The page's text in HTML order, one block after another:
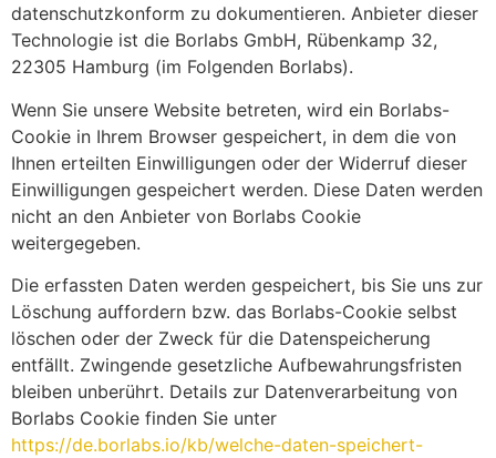
datenschutzkonform zu dokumentieren. Anbieter dieser
Technologie ist die Borlabs GmbH, Rübenkamp 32,
22305 Hamburg (im Folgenden Borlabs).
Wenn Sie unsere Website betreten, wird ein Borlabs-
Cookie in Ihrem Browser gespeichert, in dem die von
Ihnen erteilten Einwilligungen oder der Widerruf dieser
Einwilligungen gespeichert werden. Diese Daten werden
nicht an den Anbieter von Borlabs Cookie
weitergegeben.
Die erfassten Daten werden gespeichert, bis Sie uns zur
Löschung auffordern bzw. das Borlabs-Cookie selbst
löschen oder der Zweck für die Datenspeicherung
entfällt. Zwingende gesetzliche Aufbewahrungsfristen
bleiben unberührt. Details zur Datenverarbeitung von
Borlabs Cookie finden Sie unter
https://de.borlabs.io/kb/welche-daten-speichert-